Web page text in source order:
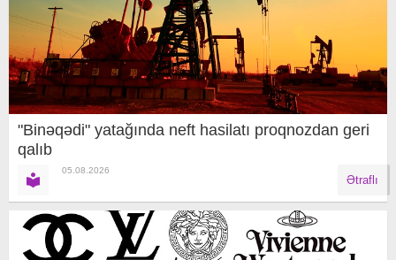
"Binəqədi" yatağında neft hasilatı proqnozdan geri
qalıb
05.08.2026
Ətraflı